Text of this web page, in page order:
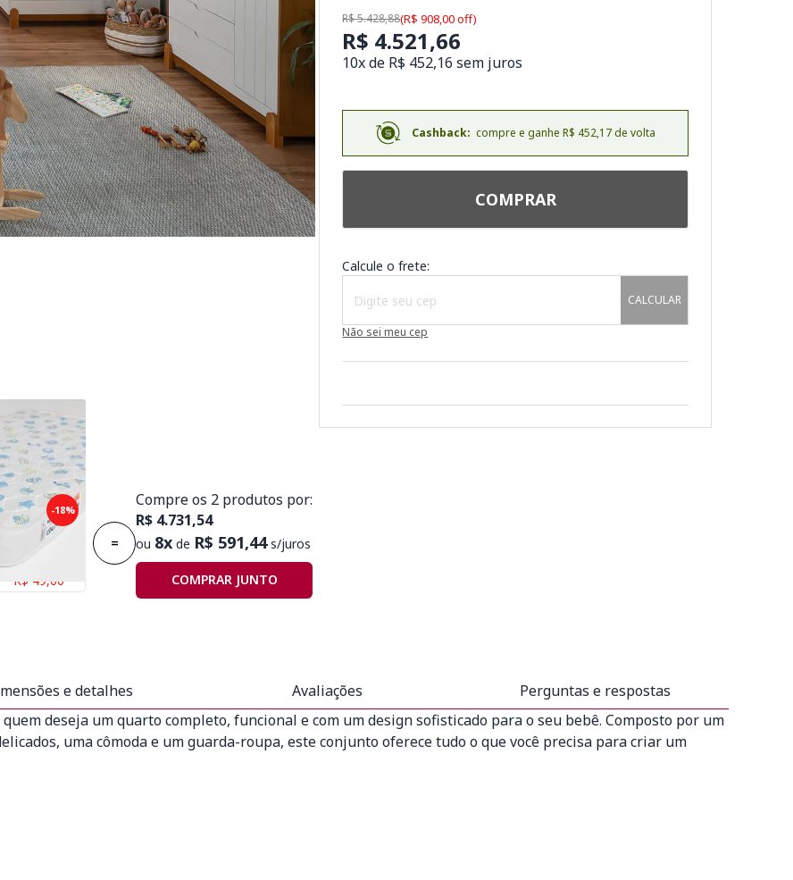
R$ 5.428,88(R$ 908,00 off)
R$ 4.521,66
10x de R$ 452,16 sem juros
Cashback: compre e ganhe R$ 452,17 de volta
COMPRAR
Calcule o frete:
CALCULAR
Não sei meu cep
-18%
Plummi
D18
Economize
R$ 49,00
=
Compre os 2 produtos por:
R$ 4.731,54
ou 8x de R$ 591,44s/juros
COMPRAR JUNTO
e detalhes Avaliações
Perguntas e respostas
deseja um quarto completo, funcional e com um design sofisticado para o seu bebê. Composto por um
uma cômoda e um guarda-roupa, este conjunto oferece tudo o que você precisa para criar um